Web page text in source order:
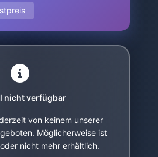
nicht verfügbar
von keinem unserer
Möglicherweise ist
nicht mehr erhältlich.